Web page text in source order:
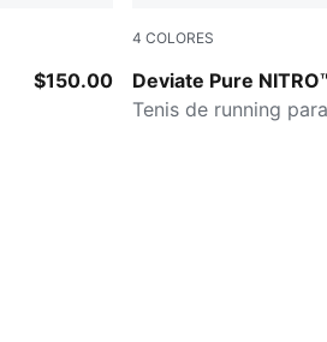
$150.00
4 COLORES
Deviate Pure
PUMA White-Ultra
Tenis de running